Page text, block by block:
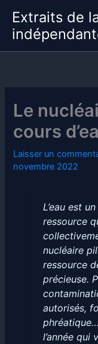
contenu
Extraits de
Le
cours
Laisser un
novembre 2022
L’eau est
ressource
nucléaire
ressource
précieuse.
autorisés,
l’année qui